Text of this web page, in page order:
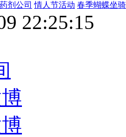
剂公司 情人节活动 春季蝴蝶坐骑
22:25:15